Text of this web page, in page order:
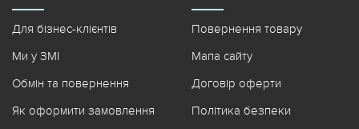
Для бізнес-клієнтів
Ми у ЗМІ
Обмін та повернення
Як оформити замовлення
Повернення товару
Мапа сайту
Договір оферти
Політика безпеки